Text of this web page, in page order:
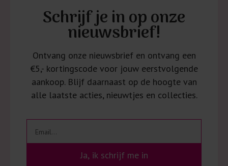
Schrijf je in op onze
nieuwsbrief!
Ontvang onze nieuwsbrief en ontvang een
€5,- kortingscode voor jouw eerstvolgende
aankoop. Blijf daarnaast op de hoogte van
alle laatste acties, nieuwtjes en collecties.
Ja, ik schrijf me in